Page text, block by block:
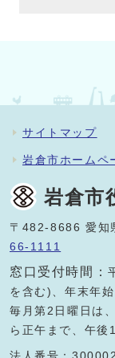
サイトマップ
岩倉市ホームペ
岩倉市
〒482-8686 愛知
66-1111
窓口受付時間：
を含む)、年末年始
毎月第2日曜日は
ら正午まで、午後